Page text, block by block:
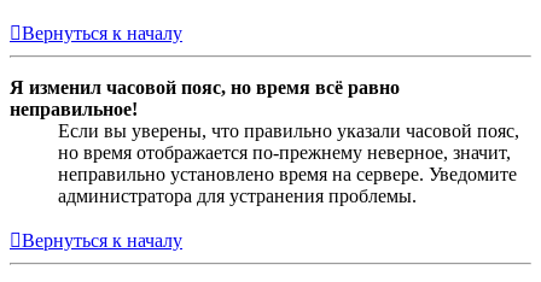
Вернуться к началу
Я изменил часовой пояс, но время всё равно
неправильное!
Если вы уверены, что правильно указали часовой пояс,
но время отображается по-прежнему неверное, значит,
неправильно установлено время на сервере. Уведомите
администратора для устранения проблемы.
Вернуться к началу